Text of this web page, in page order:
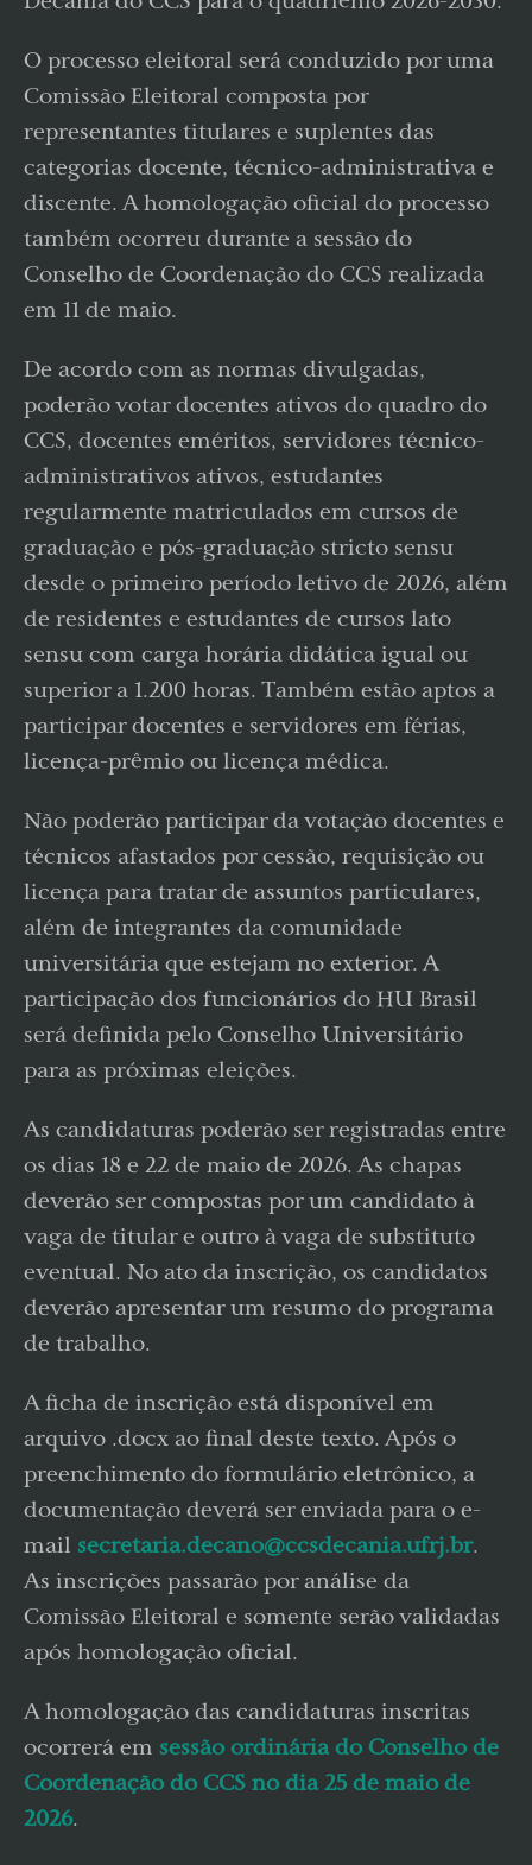
O processo eleitoral será conduzido por uma
Comissão Eleitoral composta por
representantes titulares e suplentes das
categorias docente, técnico-administrativa e
discente. A homologação oficial do processo
também ocorreu durante a sessão do
Conselho de Coordenação do CCS realizada
em 11 de maio.
De acordo com as normas divulgadas,
poderão votar docentes ativos do quadro do
CCS, docentes eméritos, servidores técnico-
administrativos ativos, estudantes
regularmente matriculados em cursos de
graduação e pós-graduação stricto sensu
desde o primeiro período letivo de 2026, além
de residentes e estudantes de cursos lato
sensu com carga horária didática igual ou
superior a 1.200 horas. Também estão aptos a
participar docentes e servidores em férias,
licença-prêmio ou licença médica.
Não poderão participar da votação docentes e
técnicos afastados por cessão, requisição ou
licença para tratar de assuntos particulares,
além de integrantes da comunidade
universitária que estejam no exterior. A
participação dos funcionários do HU Brasil
será definida pelo Conselho Universitário
para as próximas eleições.
As candidaturas poderão ser registradas entre
os dias 18 e 22 de maio de 2026. As chapas
deverão ser compostas por um candidato à
vaga de titular e outro à vaga de substituto
eventual. No ato da inscrição, os candidatos
deverão apresentar um resumo do programa
de trabalho.
A ficha de inscrição está disponível em
arquivo .docx ao final deste texto. Após o
preenchimento do formulário eletrônico, a
documentação deverá ser enviada para o e-
mail secretaria.decano@ccsdecania.ufrj.br.
As inscrições passarão por análise da
Comissão Eleitoral e somente serão validadas
após homologação oficial.
A homologação das candidaturas inscritas
ocorrerá em sessão ordinária do Conselho de
Coordenação do CCS no dia 25 de maio de
2026.